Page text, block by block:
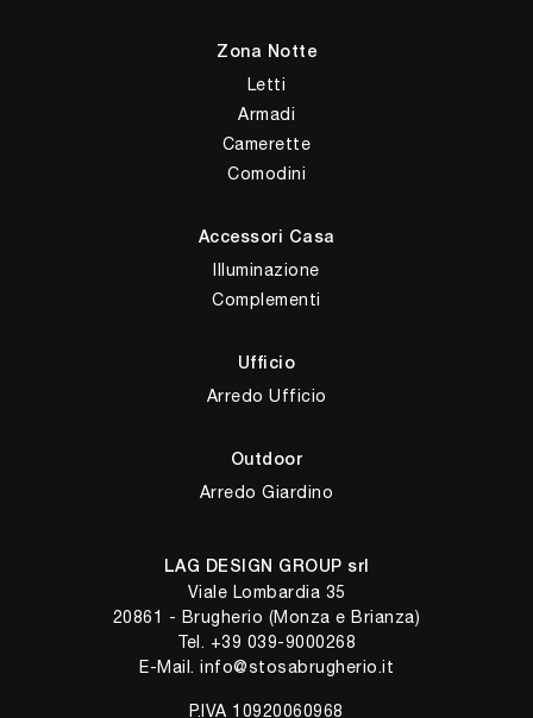
Zona Notte
Letti
Armadi
Camerette
Comodini
Accessori Casa
Illuminazione
Complementi
Ufficio
Arredo Ufficio
Outdoor
Arredo Giardino
LAG DESIGN GROUP srl
Viale Lombardia 35
20861 - Brugherio (Monza e Brianza)
Tel. +39 039-9000268
E-Mail. info@stosabrugherio.it
P.IVA 10920060968